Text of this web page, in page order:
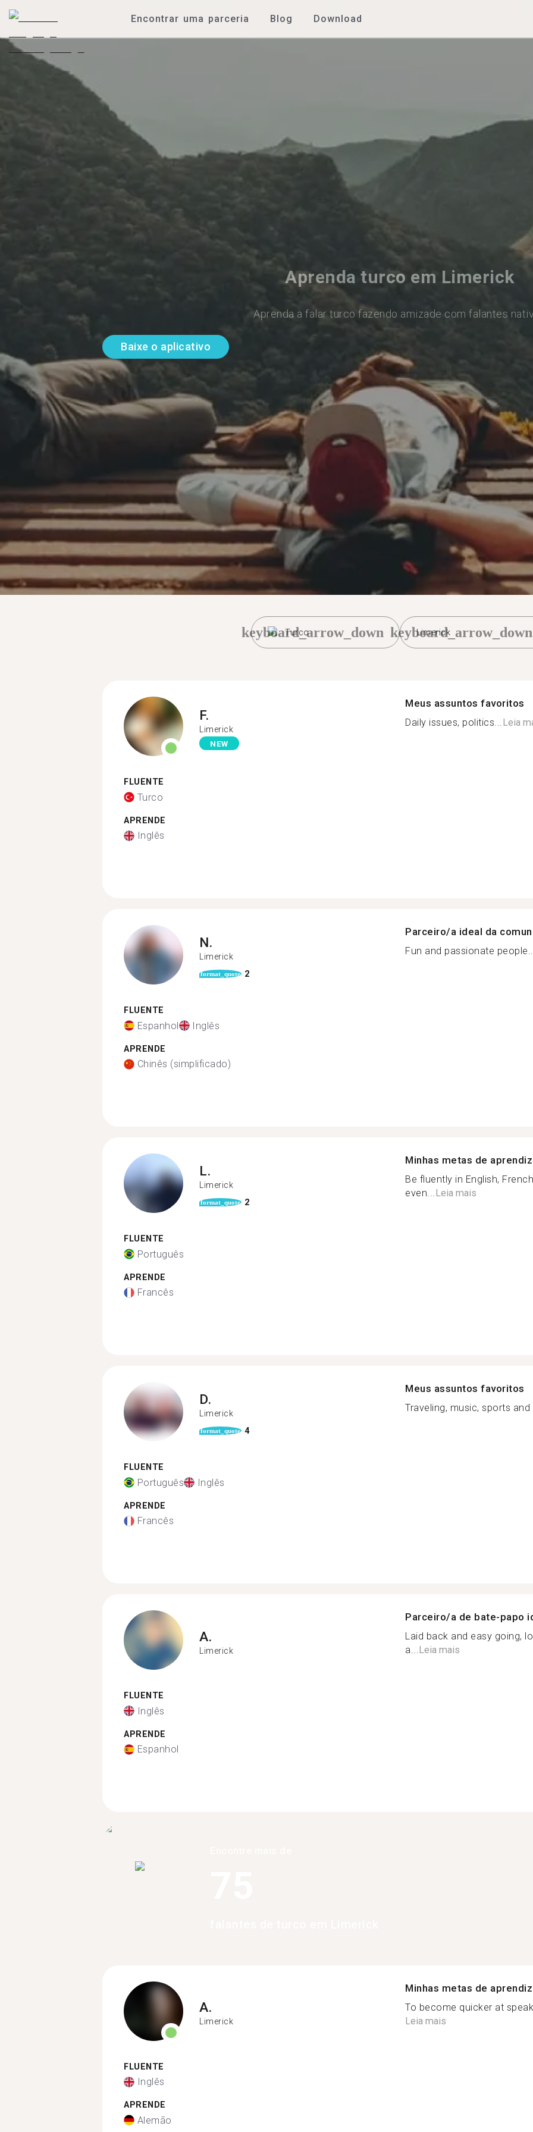
Encontrar uma parceria Blog Download
Aprenda turco em Limerick
Aprenda a falar turco fazendo amizade com falantes
Baixe o aplicativo
Turco
keyboard_arrow_down Limerick
keyboard_arrow_down
F.
Limerick
NEW
FLUENTE
Turco
APRENDE
Inglês
Meus assuntos favoritos
Daily issues, politics...Leia
N.
Limerick
format_quote 2
FLUENTE
Espanhol Inglês
APRENDE
Chinês (simplificado)
Parceiro/a ideal da
Fun and passionate
L.
Limerick
format_quote 2
FLUENTE
Português
APRENDE
Francês
Minhas metas de
Be fluently in English,
even...Leia mais
D.
Limerick
format_quote 4
FLUENTE
Português Inglês
APRENDE
Francês
Meus assuntos favoritos
Traveling, music, sports and
A.
Limerick
FLUENTE
Inglês
APRENDE
Espanhol
Parceiro/a de bate-papo
Laid back and easy going,
a...Leia mais
A.
Limerick
FLUENTE
Inglês
APRENDE
Alemão
Minhas metas de
To become quicker at
Leia mais